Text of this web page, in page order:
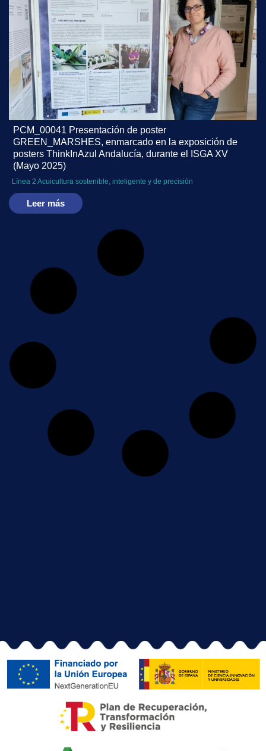
PCM_00041 Presentación de poster
GREEN_MARSHES, enmarcado en la exposición de
posters ThinkInAzul Andalucía, durante el ISGA XV
(Mayo 2025)
Línea 2 Acuicultura sostenible, inteligente y de precisión
Leer más
PCM_00041 Participación del proyecto
GREEN_MARSHES en la zona de talleres del evento
Blue Zone Forum – Innovazul 2024
Línea 2 Acuicultura sostenible, inteligente y de precisión
PCM_00041 Presentación del proyecto
GREEN_MARSHES en el evento Blue Zone Forum –
Innovazul 2024.